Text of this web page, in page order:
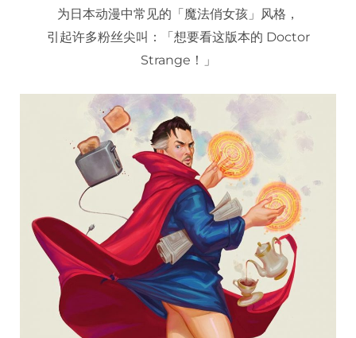
为日本动漫中常见的「魔法俏女孩」风格，
引起许多粉丝尖叫：「想要看这版本的 Doctor
Strange！」